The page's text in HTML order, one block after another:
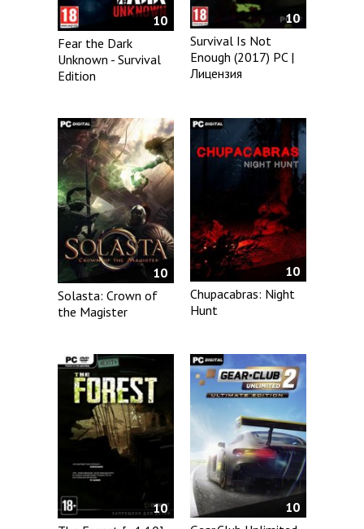
10
Fear the Dark
Unknown - Survival
Edition
10
Survival Is Not
Enough (2017) PC |
Лицензия
10
Solasta: Crown of
the Magister
10
Chupacabras: Night
Hunt
10
10